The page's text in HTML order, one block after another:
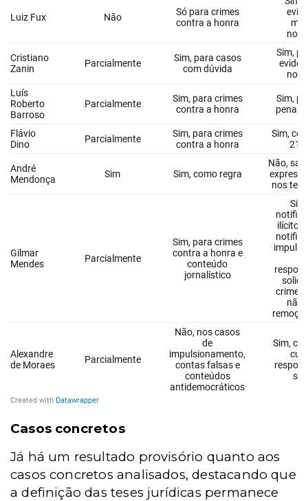
Casos concretos
Já há um resultado provisório quanto aos
casos concretos analisados, destacando que
a definição das teses jurídicas permanece